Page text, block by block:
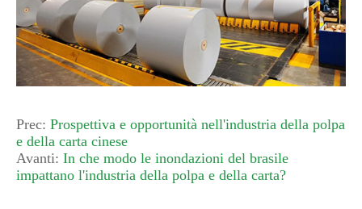
Prec: Prospettiva e opportunità nell'industria della polpa
e della carta cinese
Avanti: In che modo le inondazioni del brasile
impattano l'industria della polpa e della carta?